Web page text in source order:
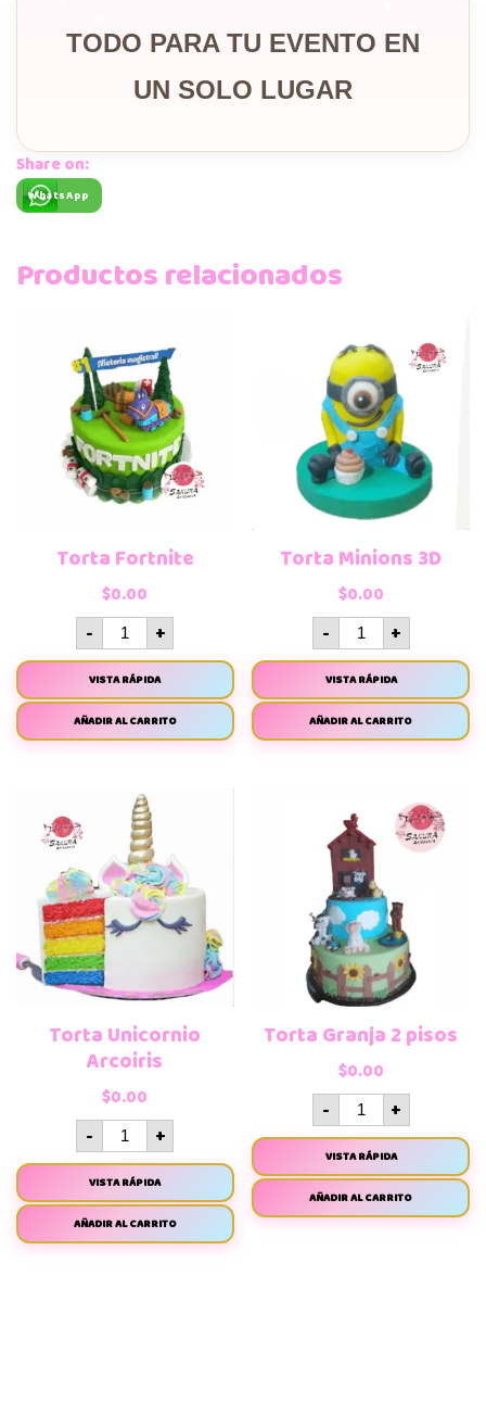
TODO PARA TU EVENTO EN
UN SOLO LUGAR
Share on:
WhatsApp
Productos relacionados
Torta Fortnite
$0.00
- +
VISTA RÁPIDA
AÑADIR AL CARRITO
Torta Minions 3D
$0.00
- +
VISTA RÁPIDA
AÑADIR AL CARRITO
Torta Unicornio
Arcoiris
$0.00
- +
VISTA RÁPIDA
AÑADIR AL CARRITO
Torta Granja 2 pisos
$0.00
- +
VISTA RÁPIDA
AÑADIR AL CARRITO